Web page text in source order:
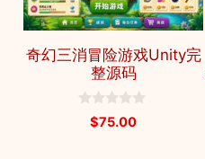
奇幻三消冒险游戏Unity完
整源码
$75.00